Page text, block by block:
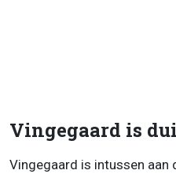
Vingegaard is
Vingegaard is intussen aan